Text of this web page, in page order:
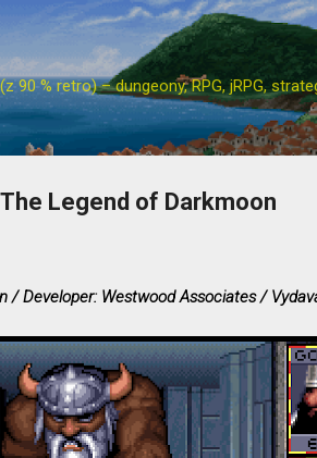
Přeskočit na hlavní
90 % retro) – dungeony, RPG, jRPG,
Legend of Darkmoon
/ Developer: Westwood Associates /